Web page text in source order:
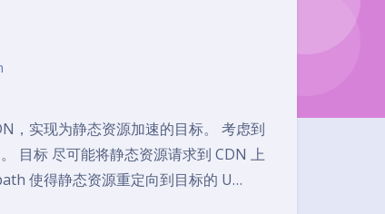
，实现为静态资源加速的目标。 考虑到
目标 尽可能将静态资源请求到 CDN 上
使得静态资源重定向到目标的 U…